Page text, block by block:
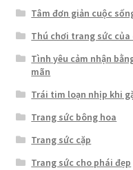
Tâm đơn giản cuộc
Thú chơi trang sức của
Tình yêu cảm nhận
mãn
Trái tim loạn nhịp khi
Trang sức bông hoa
Trang sức cặp
Trang sức cho phái đẹp